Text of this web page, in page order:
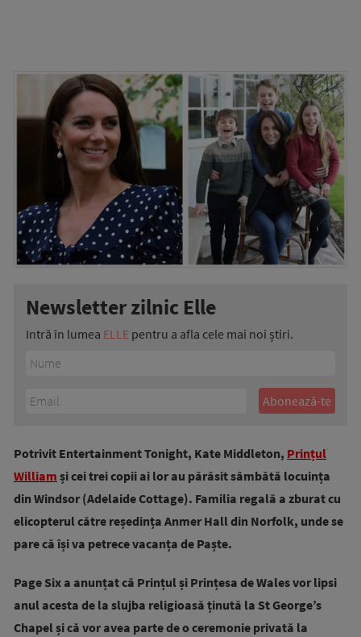
Newsletter zilnic Elle
Intră în lumea ELLE pentru a afla cele mai noi știri.
Potrivit Entertainment Tonight, Kate Middleton, Prințul
William și cei trei copii ai lor au părăsit sâmbătă locuința
din Windsor (Adelaide Cottage). Familia regală a zburat cu
elicopterul către reședința Anmer Hall din Norfolk, unde se
pare că își va petrece vacanța de Paște.
Page Six a anunțat că Prințul și Prințesa de Wales vor lipsi
anul acesta de la slujba religioasă ținută la St George’s
Chapel și că vor avea parte de o ceremonie privată la